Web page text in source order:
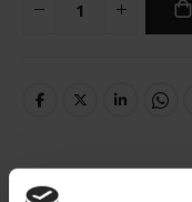
DETAILS